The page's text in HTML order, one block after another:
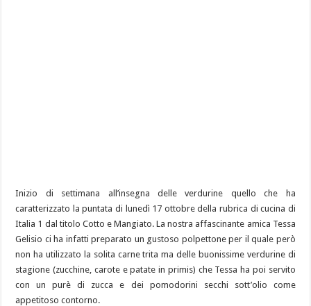
Inizio di settimana all’insegna delle verdurine quello che ha
caratterizzato la puntata di lunedì 17 ottobre della rubrica di cucina di
Italia 1 dal titolo Cotto e Mangiato. La nostra affascinante amica Tessa
Gelisio ci ha infatti preparato un gustoso polpettone per il quale però
non ha utilizzato la solita carne trita ma delle buonissime verdurine di
stagione (zucchine, carote e patate in primis) che Tessa ha poi servito
con un purè di zucca e dei pomodorini secchi sott’olio come
appetitoso contorno.